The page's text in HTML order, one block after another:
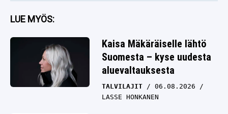
LUE MYÖS:
Kaisa Mäkäräiselle lähtö
Suomesta – kyse uudesta
aluevaltauksesta
TALVILAJIT
06.08.2026
LASSE HONKANEN